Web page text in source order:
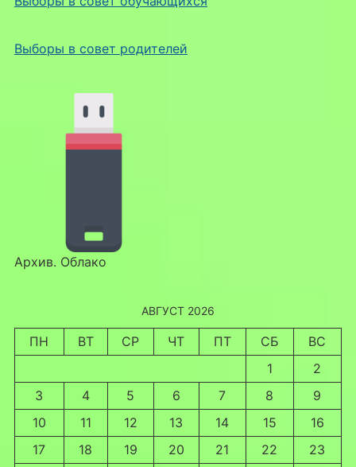
Выборы в совет родителей
Архив. Облако
АВГУСТ 2026
ПН ВТ СР ЧТ ПТ СБ
ВС
1
2
3
4 5 6 7 8
9
10
11 12 13 14 15
16
17
18 19 20 21 22
23